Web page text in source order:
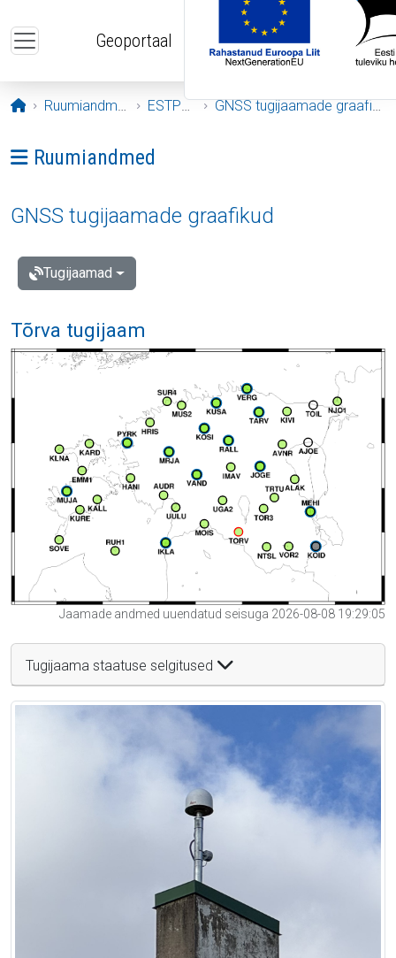
Geoportaal
Avaleht
Ruumiandmed ESTPOS GNSS tugijaamade graafikud
Ava menüü: Ruumiandmed
Ruumiandmed
GNSS tugijaamade graafikud
Tugijaamad
Tõrva tugijaam
Jaamade andmed uuendatud seisuga 2026-08-08 19:29:05
Tugijaama staatuse selgitused